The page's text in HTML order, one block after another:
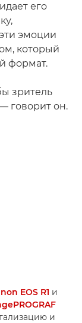
его
эмоции
который
формат.
зритель
говорит он.
EOS R1 и
и